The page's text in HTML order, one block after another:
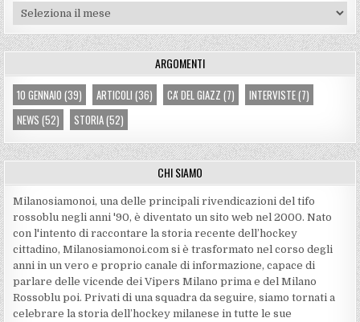
Archivi
ARGOMENTI
10 GENNAIO (39) ARTICOLI (36) CA' DEL GIAZZ (7) INTERVISTE(7)
NEWS (52) STORIA(52)
CHI SIAMO
Milanosiamonoi, una delle principali rivendicazioni del tifo
rossoblu negli anni '90, è diventato un sito web nel 2000. Nato
con l'intento di raccontare la storia recente dell’hockey
cittadino, Milanosiamonoi.com si è trasformato nel corso degli
anni in un vero e proprio canale di informazione, capace di
parlare delle vicende dei Vipers Milano prima e del Milano
Rossoblu poi. Privati di una squadra da seguire, siamo tornati a
celebrare la storia dell’hockey milanese in tutte le sue